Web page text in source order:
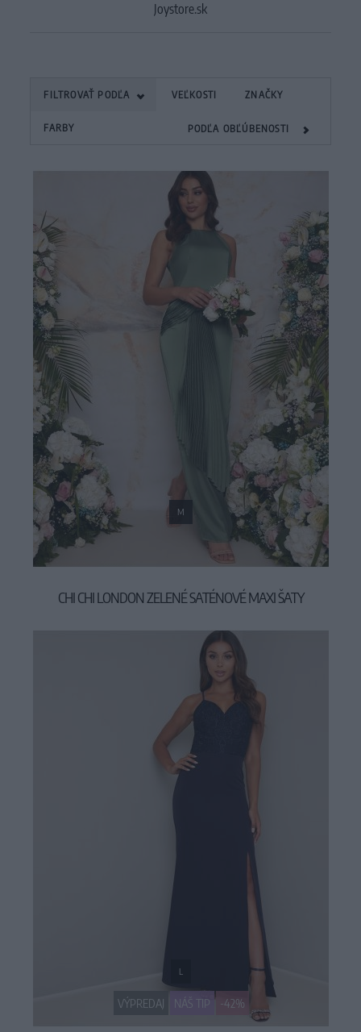
Joystore.sk
FILTROVAŤ PODĽA VEĽKOSTI ZNAČKY
FARBY PODĽA OBĽÚBENOSTI
M
CHI CHI LONDON ZELENÉ SATÉNOVÉ MAXI ŠATY
119,00 €
VÝPREDAJ NÁŠ TIP -42%
L